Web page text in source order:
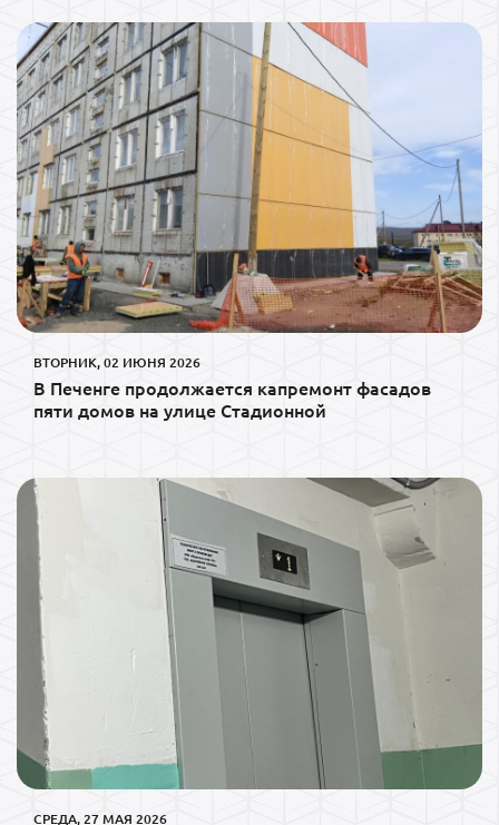
ВТОРНИК, 02 ИЮНЯ 2026
В Печенге продолжается капремонт фасадов
пяти домов на улице Стадионной
СРЕДА, 27 МАЯ 2026